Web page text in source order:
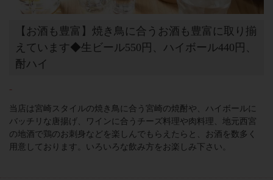
【お酒も豊富】焼き鳥に合うお酒も豊富に取り揃
えています◆生ビール550円、ハイボール440円、
酎ハイ
-
当店は宮崎スタイルの焼き鳥に合う宮崎の焼酎や、ハイボールに
バッチリな唐揚げ、ワインに合うチーズ料理や肉料理、地元西宮
の地酒で鶏のお刺身などを楽しんでもらえたらと、お酒を数多く
用意しております。いろいろな飲み方をお楽しみ下さい。